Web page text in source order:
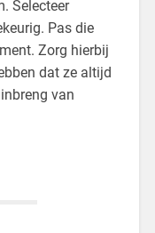
Selecteer
Pas die
Zorg hierbij
dat ze altijd
van